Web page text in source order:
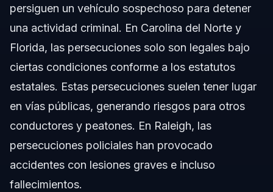
persiguen un vehículo sospechoso para detener
una actividad criminal. En Carolina del Norte y
Florida, las persecuciones solo son legales bajo
ciertas condiciones conforme a los estatutos
estatales. Estas persecuciones suelen tener lugar
en vías públicas, generando riesgos para otros
conductores y peatones. En Raleigh, las
persecuciones policiales han provocado
accidentes con lesiones graves e incluso
fallecimientos.